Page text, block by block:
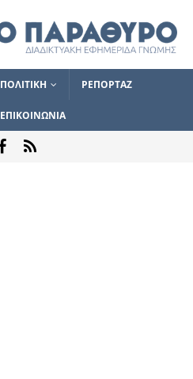
ΠΟΛΙΤΙΚΗ ΡΕΠΟΡΤΑΖ
ΕΠΙΚΟΙΝΩΝΙΑ